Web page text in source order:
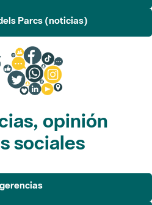
Parcs (noticias)
opinión
sociales